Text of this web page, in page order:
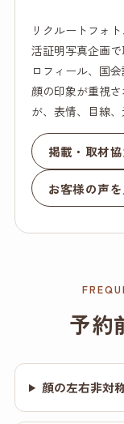
リクルートフォ
活証明写真企画
ロフィール、国
顔の印象が重視
が、表情、目線
掲載・取材
お客様の声
予約
顔の左右非対